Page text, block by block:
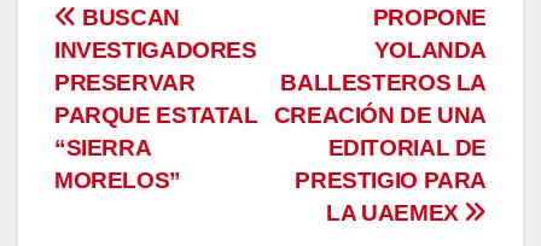
Navegación
de
entradas
PROPONE
YOLANDA
BALLESTEROS LA
CREACIÓN DE UNA
EDITORIAL DE
PRESTIGIO PARA
LA UAEMEX
BUSCAN
INVESTIGADORES
PRESERVAR
PARQUE ESTATAL
“SIERRA
MORELOS”